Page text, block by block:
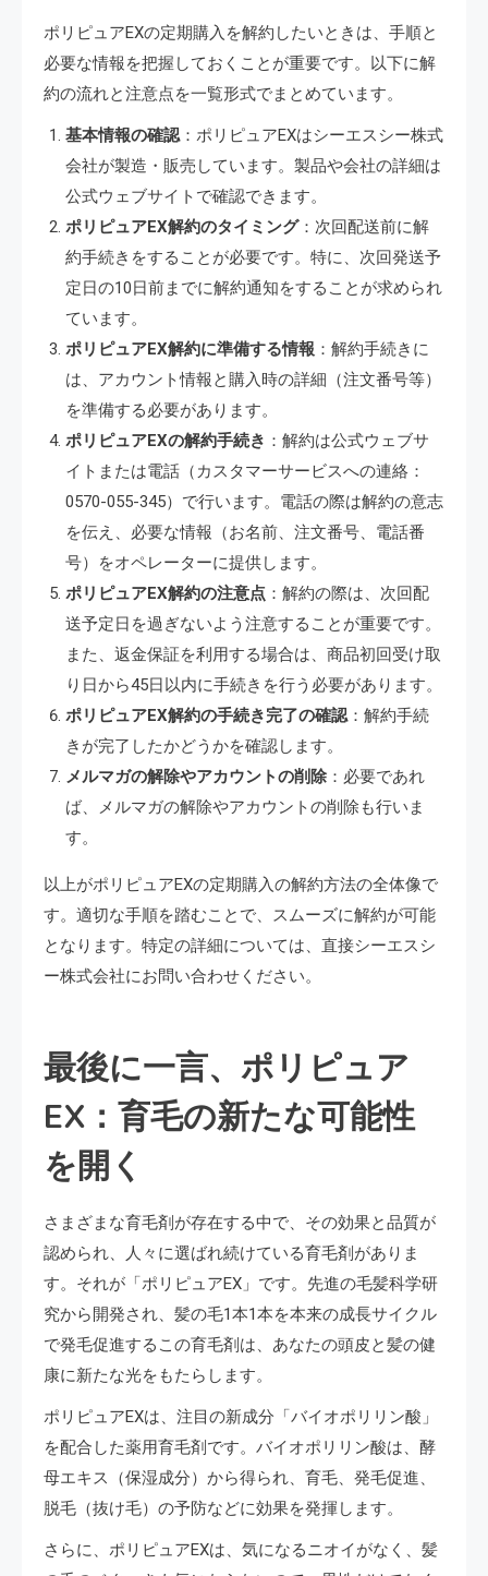
ポリピュアEXの定期購入を解約したいときは、手順と
必要な情報を把握しておくことが重要です。以下に解
約の流れと注意点を一覧形式でまとめています。
基本情報の確認：ポリピュアEXはシーエスシー株式
会社が製造・販売しています。製品や会社の詳細は
公式ウェブサイトで確認できます。
ポリピュアEX解約のタイミング：次回配送前に解
約手続きをすることが必要です。特に、次回発送予
定日の10日前までに解約通知をすることが求められ
ています。
ポリピュアEX解約に準備する情報 ：解約手続きに
は、アカウント情報と購入時の詳細（注文番号等）
を準備する必要があります。
ポリピュアEXの解約手続き ：解約は公式ウェブサ
イトまたは電話（カスタマーサービスへの連絡：
0570-055-345）で行います。電話の際は解約の意志
を伝え、必要な情報（お名前、注文番号、電話番
号）をオペレーターに提供します。
ポリピュアEX解約の注意点 ：解約の際は、次回配
送予定日を過ぎないよう注意することが重要です。
また、返金保証を利用する場合は、商品初回受け取
り日から45日以内に手続きを行う必要があります。
ポリピュアEX解約の手続き完了の確認：解約手続
きが完了したかどうかを確認します。
メルマガの解除やアカウントの削除 ：必要であれ
ば、メルマガの解除やアカウントの削除も行いま
す。
以上がポリピュアEXの定期購入の解約方法の全体像で
す。適切な手順を踏むことで、スムーズに解約が可能
となります。特定の詳細については、直接シーエスシ
ー株式会社にお問い合わせください。
最後に一言、ポリピュア
EX：育毛の新たな可能性
を開く
さまざまな育毛剤が存在する中で、その効果と品質が
認められ、人々に選ばれ続けている育毛剤がありま
す。それが「ポリピュアEX」です。先進の毛髪科学研
究から開発され、髪の毛1本1本を本来の成長サイクル
で発毛促進するこの育毛剤は、あなたの頭皮と髪の健
康に新たな光をもたらします​。
ポリピュアEXは、注目の新成分「バイオポリリン酸」
を配合した薬用育毛剤です。バイオポリリン酸は、酵
母エキス（保湿成分）から得られ、育毛、発毛促進、
脱毛（抜け毛）の予防などに効果を発揮します。
さらに、ポリピュアEXは、気になるニオイがなく、髪